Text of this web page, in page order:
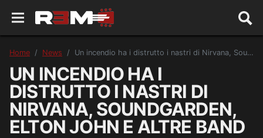
Home News Un incendio ha i distrutto i nastri di Nirvana, Soundgarden, Elton John e altre band
UN INCENDIO HA I
DISTRUTTO I NASTRI DI
NIRVANA, SOUNDGARDEN,
ELTON JOHN E ALTRE BAND